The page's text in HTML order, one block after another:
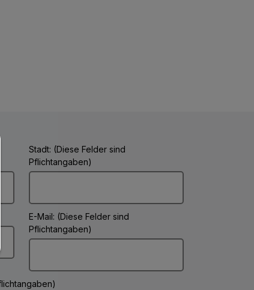
Stadt: (Diese Felder sind
Pflichtangaben)
E-Mail: (Diese Felder sind
Pflichtangaben)